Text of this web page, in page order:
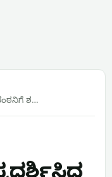
ಶ…